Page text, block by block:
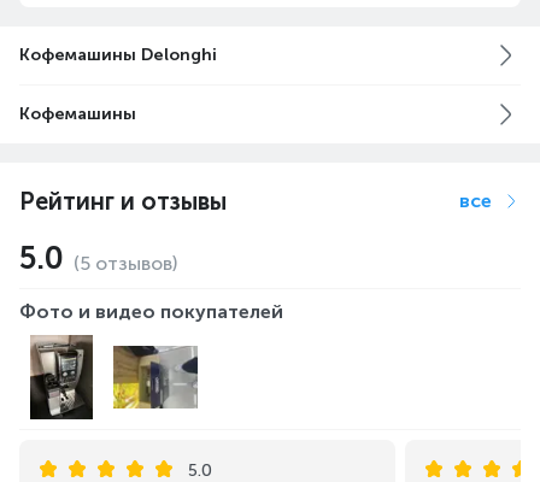
Кофемашины Delonghi
Кофемашины
Рейтинг и отзывы все
5.0 (5 отзывов)
Фото и видео покупателей
5.0